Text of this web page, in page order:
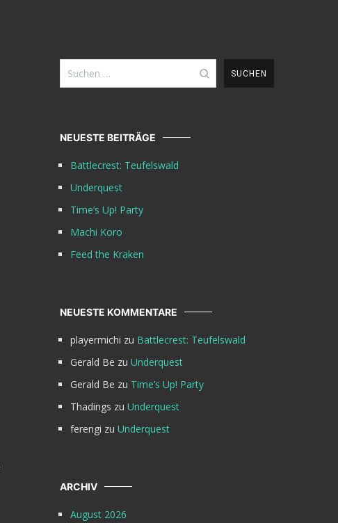
Suchen
nach:
NEUESTE BEITRÄGE
Battlecrest: Teufelswald
Underquest
Time’s Up! Party
Machi Koro
Feed the Kraken
NEUESTE KOMMENTARE
playermichi zu Battlecrest: Teufelswald
Gerald Be zu Underquest
Gerald Be zu Time’s Up! Party
Thadings zu Underquest
ferengi zu Underquest
ARCHIV
August 2026